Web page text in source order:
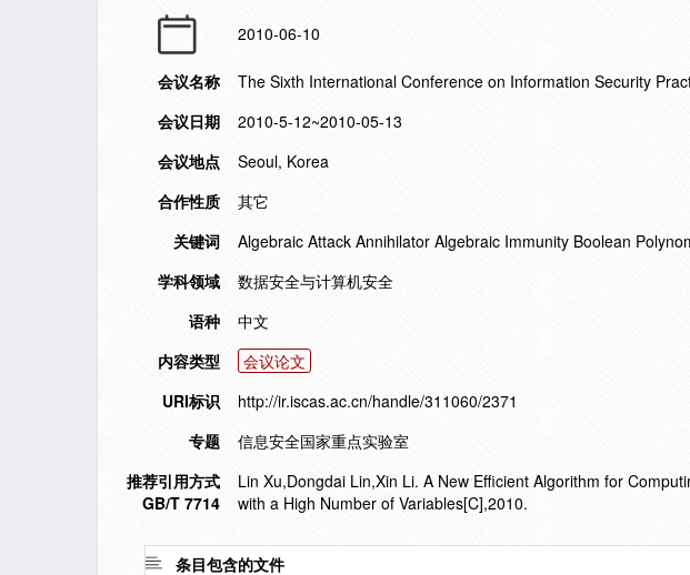
2010-06-10
会议名称
The Sixth International Conference on Information Security
会议日期
2010-5-12~2010-05-13
会议地点
Seoul, Korea
合作性质
其它
关键词
Algebraic Attack Annihilator Algebraic Immunity Boolean
学科领域
数据安全与计算机安全
语种
中文
内容类型
会议论文
URI标识
http://ir.iscas.ac.cn/handle/311060/2371
专题
信息安全国家重点实验室
推荐引用方式
GB/T 7714
Lin Xu,Dongdai Lin,Xin Li. A New Efficient Algorithm for
with a High Number of Variables[C],2010.
条目包含的文件